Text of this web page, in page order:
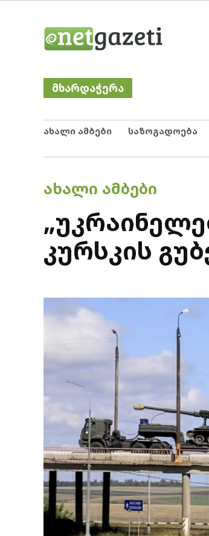
მხარდაჭერა
ახალი ამბები საზოგადოება
POSTED
ᲐᲮᲐᲚᲘ ᲐᲛᲑᲔᲑᲘ
კურსკის